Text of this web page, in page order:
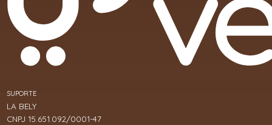
SUPORTE
LA BELY
CNPJ 15.651.092/0001-47